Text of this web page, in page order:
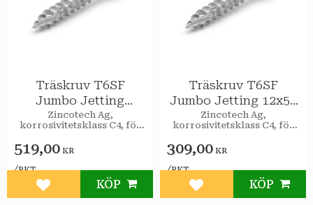
Träskruv T6SF
Jumbo Jetting
12x160 utv 25st/pkt
Zincotech Ag,
korrosivitetsklass C4, för
519,00 KR
/PKT
Lägg till i favoriter
KÖP
Träskruv T6SF
Jumbo Jetting 12x50
utv 50st/pkt
Zincotech Ag,
korrosivitetsklass C4, för
309,00 KR
/PKT
Lägg till i favoriter
KÖP